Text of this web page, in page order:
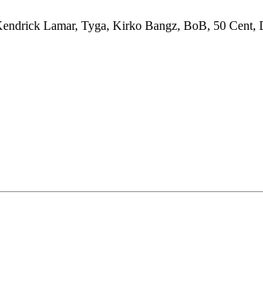
Lamar, Tyga, Kirko Bangz, BoB, 50 Cent,